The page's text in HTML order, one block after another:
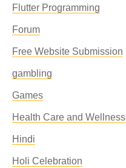
Flutter Programming
Forum
Free Website Submission
gambling
Games
Health Care and Wellness
Hindi
Holi Celebration